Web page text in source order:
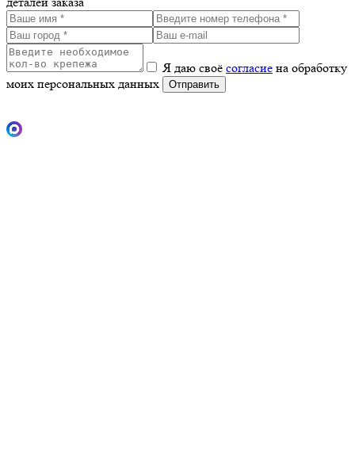
Я даю своё согласие на обработку
моих персональных данных